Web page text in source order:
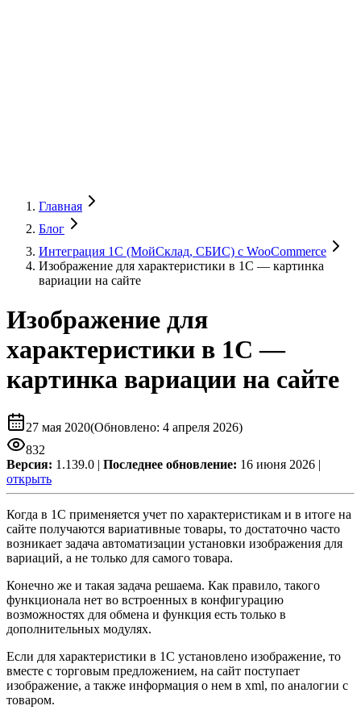
Главная
Блог
Интеграция 1C (МойСклад, СБИС) с WooCommerce
Изображение для характеристики в 1С — картинка
вариации на сайте
Изображение для
характеристики в 1С —
картинка вариации на сайте
27 мая 2020(Обновлено: 4 апреля 2026)
832
Версия: 1.139.0 | Последнее обновление: 16 июня 2026 |
открыть
Когда в 1С применяется учет по характеристикам и в итоге на
сайте получаются вариативные товары, то достаточно часто
возникает задача автоматизации установки изображения для
вариаций, а не только для самого товара.
Конечно же и такая задача решаема. Как правило, такого
функционала нет во встроенных в конфигурацию
возможностях для обмена и функция есть только в
дополнительных модулях.
Если для характеристики в 1С установлено изображение, то
вместе с торговым предложением, на сайт поступает
изображение, а также информация о нем в xml, по аналогии с
товаром.